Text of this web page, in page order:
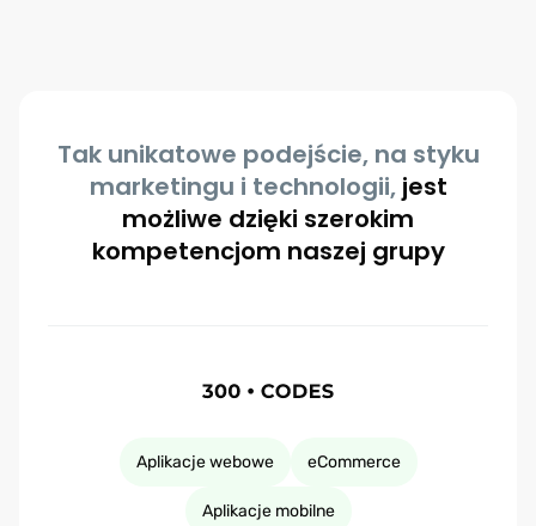
Tak unikatowe podejście, na styku
marketingu i technologii,jest
możliwe dzięki szerokim
kompetencjom naszej grupy
Aplikacje webowe eCommerce
Aplikacje mobilne